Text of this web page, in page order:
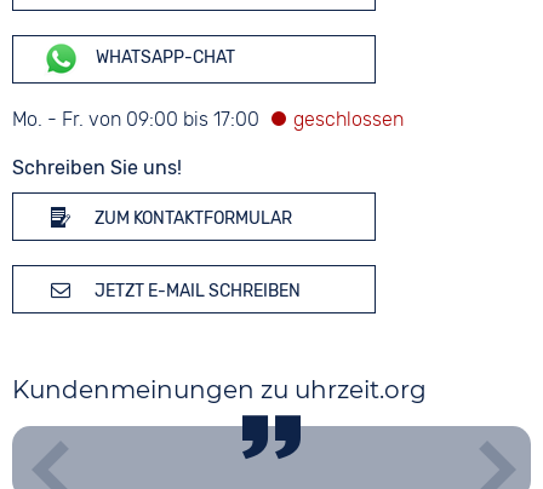
WHATSAPP-CHAT
Mo. - Fr. von 09:00 bis 17:00
Schreiben Sie uns!
ZUM KONTAKTFORMULAR
JETZT E-MAIL SCHREIBEN
Kundenmeinungen zu uhrzeit.org